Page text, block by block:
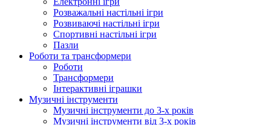
Розважальні настільні ігри
Розвиваючі настільні ігри
Спортивні настільні ігри
Пазли
Роботи та трансформери
Роботи
Трансформери
Інтерактивні іграшки
Музичні інструменти
Музичні інструменти до 3-х років
Музичні інструменти від 3-х років